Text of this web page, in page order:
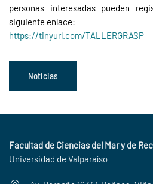
personas interesadas pueden
siguiente enlace:
https://tinyurl.com/TALLERGRASP
Noticias
Facultad de Ciencias del Mar y de
Universidad de Valparaíso